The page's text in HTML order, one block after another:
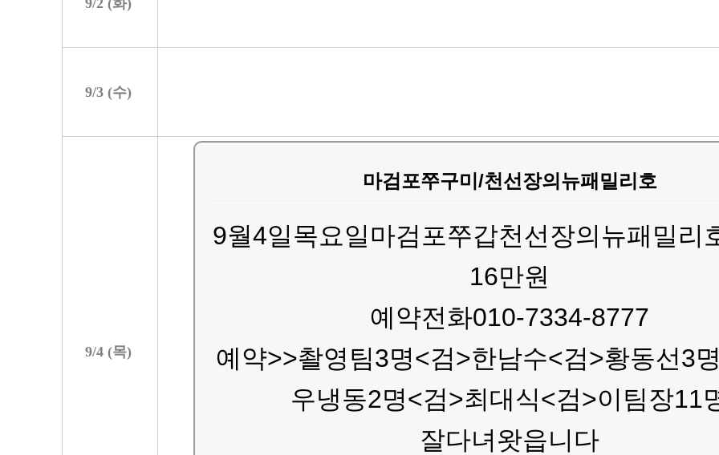
9/2(화)
9/3(수)
9/4(목)
마검포쭈구미/천선장의뉴패밀리호
9월4일목요일마검포쭈갑천선장의뉴패밀리
16만원
예약전화010-7334-8777
예약>>촬영팀3명<검>한남수<검>황동선3
우냉동2명<검>최대식<검>이팀장11
잘다녀왓읍니다